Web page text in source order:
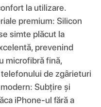
la utilizare.
premium: Silicon
simte plăcut la
prevenind
microfibră fină,
de zgârieturi
Subțire și
iPhone-ul fără a